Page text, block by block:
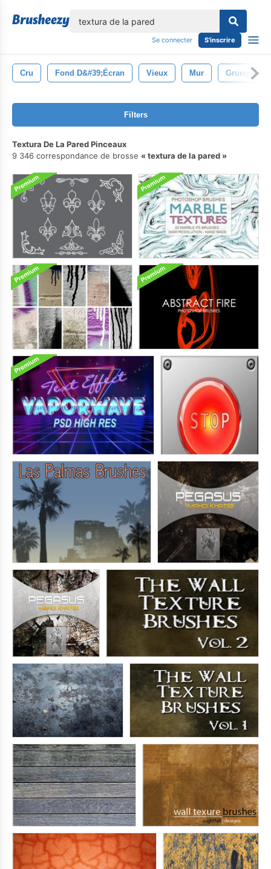
Se connecter S'inscrire
Cru Fond D&#39;écran Vieux Mur Grunge
Filters
Textura De La Pared Pinceaux
9 346 correspondance de brosse
textura de la pared